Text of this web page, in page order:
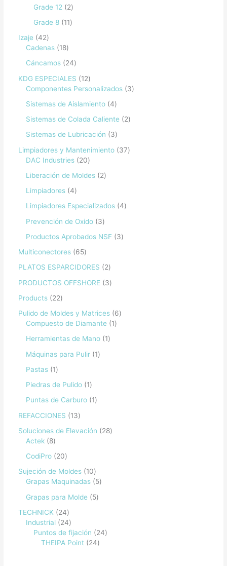
Grade 12
2
Grade 8
11
Izaje
42
Cadenas
18
Cáncamos
24
KDG ESPECIALES
12
Componentes Personalizados
3
Sistemas de Aislamiento 4
Sistemas de Colada Caliente
2
Sistemas de Lubricación
3
Limpiadores y Mantenimiento
37
DAC Industries
20
Liberación de Moldes
2
Limpiadores 4
Limpiadores Especializados 4
Prevención de Oxido
3
Productos Aprobados NSF
3
Multiconectores
65
PLATOS ESPARCIDORES
2
PRODUCTOS OFFSHORE
3
Products
22
Pulido de Moldes y Matrices
6
Compuesto de Diamante
1
Herramientas de Mano
1
Máquinas para Pulir
1
Pastas
1
Piedras de Pulido
1
Puntas de Carburo
1
REFACCIONES
13
Soluciones de Elevación
28
Actek
8
CodiPro
20
Sujeción de Moldes
10
Grapas Maquinadas
5
Grapas para Molde
5
TECHNICK
24
Industrial
24
Puntos de fijación
24
THEIPA Point
24